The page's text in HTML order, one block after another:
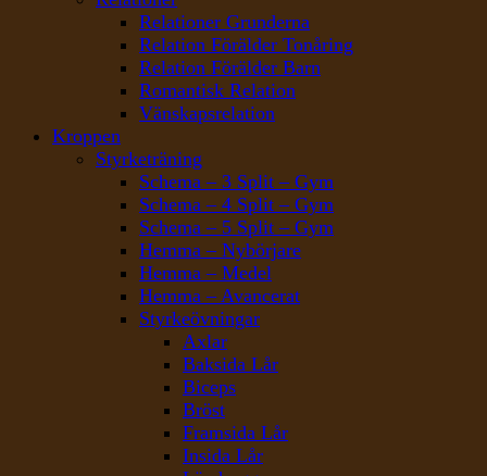
Relationer Grunderna
Relation Förälder Tonåring
Relation Förälder Barn
Romantisk Relation
Vänskapsrelation
Kroppen
Styrketräning
Schema – 3 Split – Gym
Schema – 4 Split – Gym
Schema – 5 Split – Gym
Hemma – Nybörjare
Hemma – Medel
Hemma – Avancerat
Styrkeövningar
Axlar
Baksida Lår
Biceps
Bröst
Framsida Lår
Insida Lår